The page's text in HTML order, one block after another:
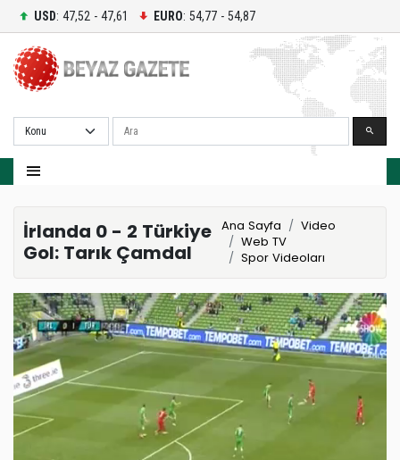
USD: 47,52 - 47,61 EURO: 54,77 - 54,87
Ara
İrlanda 0 - 2 Türkiye
Gol: Tarık Çamdal
Ana Sayfa
Video
Web TV
Spor Videoları